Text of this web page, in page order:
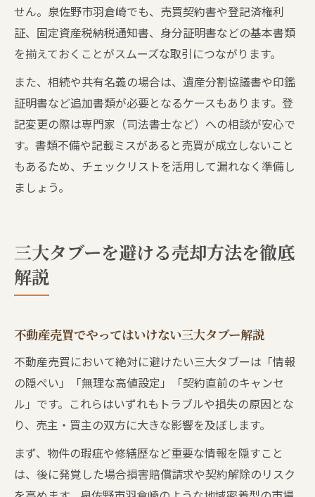
せん。泉佐野市羽倉崎でも、売買契約書や登記済権利
証、固定資産税納税通知書、身分証明書などの基本書類
を揃えておくことがスムーズな取引につながります。
また、相続や共有名義の場合は、遺産分割協議書や印鑑
証明書など追加書類が必要となるケースもあります。登
記変更の際は専門家（司法書士など）への相談が安心で
す。書類不備や記載ミスがあると売買が成立しないこと
もあるため、チェックリストを活用して漏れなく準備し
ましょう。
三大タブーを避ける売却方法を徹底
解説
不動産売買でやってはいけない三大タブー解説
不動産売買において絶対に避けたい三大タブーは「情報
の隠ぺい」「無理な高値設定」「契約直前のキャンセ
ル」です。これらはいずれもトラブルや損失の原因とな
り、売主・買主の双方に大きな影響を及ぼします。
まず、物件の瑕疵や修繕歴など重要な情報を隠すこと
は、後に発覚した場合損害賠償請求や契約解除のリスク